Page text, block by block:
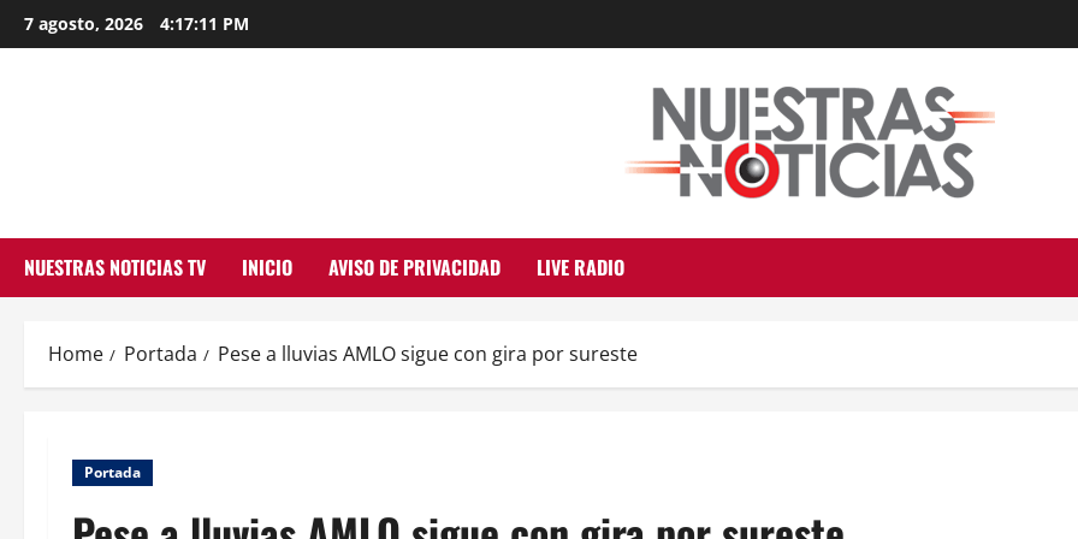
Skip
to
7 agosto, 2026 4:17:11 PM
NUESTRAS NOTICIAS TV INICIO AVISO DE PRIVACIDAD LIVE RADIO
Home Portada Pese a lluvias AMLO sigue con gira por sureste
Portada